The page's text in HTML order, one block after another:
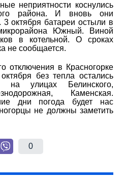
неприятности коснулись
района. И вновь они
октября батареи остыли в
Южный. Виной
в котельной. О сроках
не сообщается.
отключения в Красногорке
без тепла остались
на улицах Белинского,
Каменская.
дни погода будет нас
не должны заметить
0